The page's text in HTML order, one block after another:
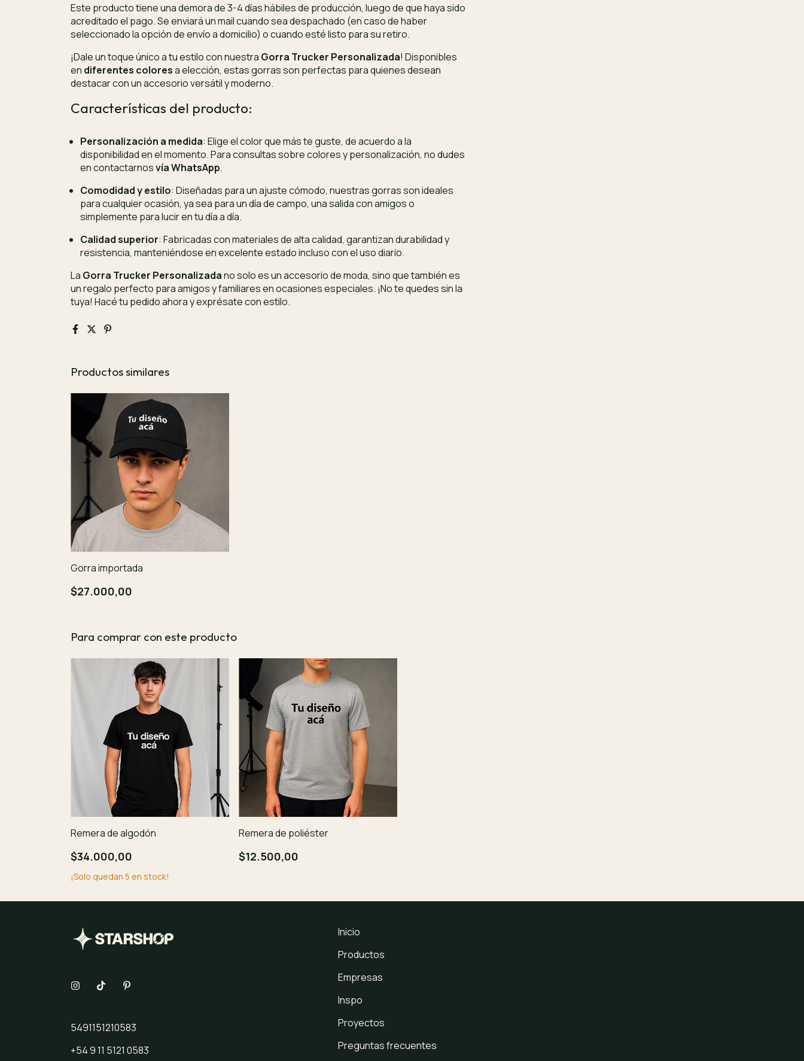
Este producto tiene una demora de 3-4 días hábiles de producción, luego de que haya sido
acreditado el pago. Se enviará un mail cuando sea despachado (en caso de haber
seleccionado la opción de envío a domicilio) o cuando esté listo para su retiro.
¡Dale un toque único a tu estilo con nuestra Gorra Trucker Personalizada! Disponibles
en diferentes coloresa elección, estas gorras son perfectas para quienes desean
destacar con un accesorio versátil y moderno.
Características del producto:
Personalización a medida: Elige el color que más te guste, de acuerdo a la
disponibilidad en el momento. Para consultas sobre colores y personalización, no dudes
en contactarnosvía WhatsApp.
Comodidad y estilo: Diseñadas para un ajuste cómodo, nuestras gorras son ideales
para cualquier ocasión, ya sea para un día de campo, una salida con amigos o
simplemente para lucir en tu día a día.
Calidad superior: Fabricadas con materiales de alta calidad, garantizan durabilidad y
resistencia, manteniéndose en excelente estado incluso con el uso diario.
La Gorra Trucker Personalizadano solo es un accesorio de moda, sino que también es
un regalo perfecto para amigos y familiares en ocasiones especiales. ¡No te quedes sin la
tuya! Hacé tu pedido ahora y exprésate con estilo.
Productos similares
Gorra importada
$27.000,00
Para comprar con este producto
Remera de algodón
$34.000,00
¡Solo quedan 5 en stock!
Remera de poliéster
$12.500,00
5491151210583
+54 9 11 5121 0583
Inicio
Productos
Empresas
Inspo
Proyectos
Preguntas frecuentes